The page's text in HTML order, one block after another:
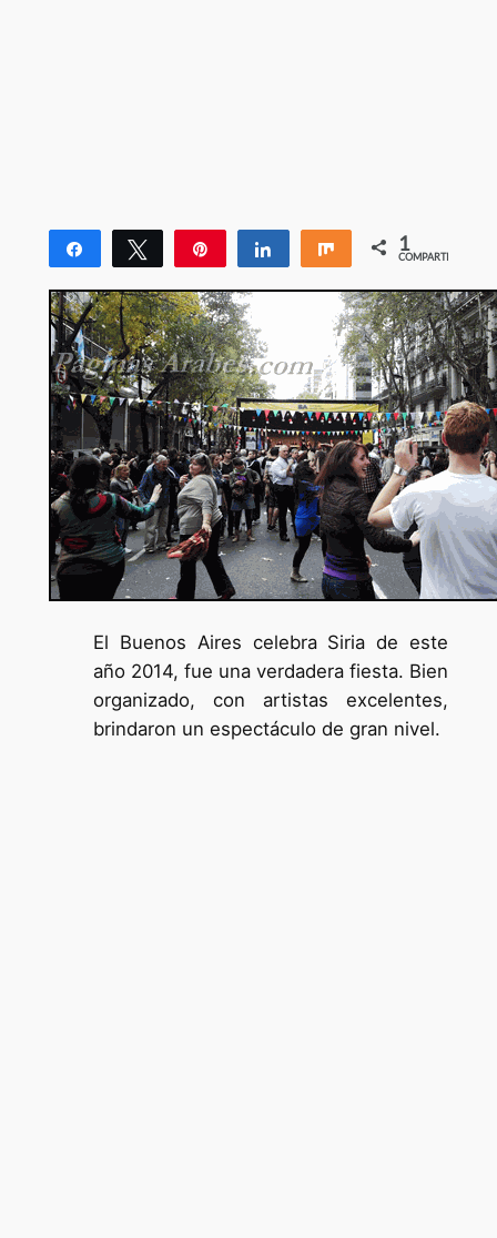
Compartir Twittear Compartir Compartir
1
COMPARTIR
El Buenos Aires celebra Siria de este
año 2014, fue una verdadera fiesta. Bien
organizado, con artistas excelentes,
brindaron un espectáculo de gran nivel.